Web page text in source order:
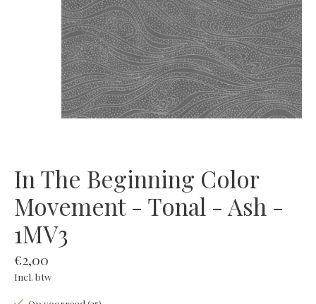
In The Beginning Color
Movement - Tonal - Ash -
1MV3
€2,00
Incl. btw